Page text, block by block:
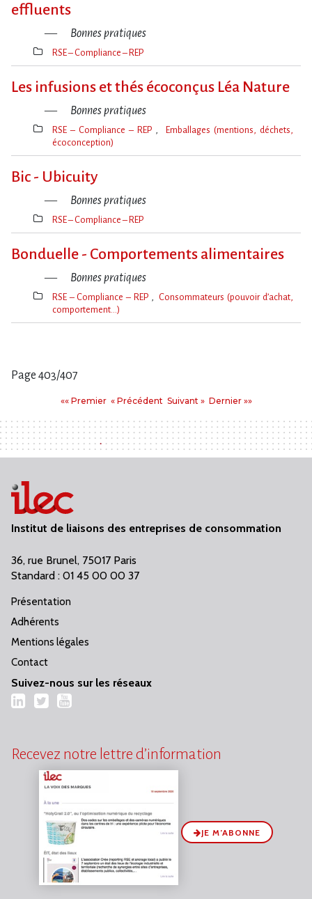
effluents
Bonnes pratiques
Thèmes(s)
RSE – Compliance – REP
Les infusions et thés écoconçus Léa Nature
Bonnes pratiques
Thèmes(s)
RSE – Compliance – REP
Emballages (mentions, déchets,
écoconception)
Bic - Ubicuity
Bonnes pratiques
Thèmes(s)
RSE – Compliance – REP
Bonduelle - Comportements alimentaires
Bonnes pratiques
Thèmes(s)
RSE – Compliance – REP
Consommateurs (pouvoir d’achat,
comportement…)
Page 403/407
«« PremierPremier
« PrécédentPrécédent
Suivant
Suivant » Dernier
Dernier »»
Institut de liaisons des entreprises de consommation
36, rue Brunel, 75017 Paris
Standard : 01 45 00 00 37
Présentation
Adhérents
Mentions légales
Contact
Suivez-nous sur les réseaux
LinkedIn
TwitterYouTube
Recevez notre lettre d’information
JE M’ABONNE